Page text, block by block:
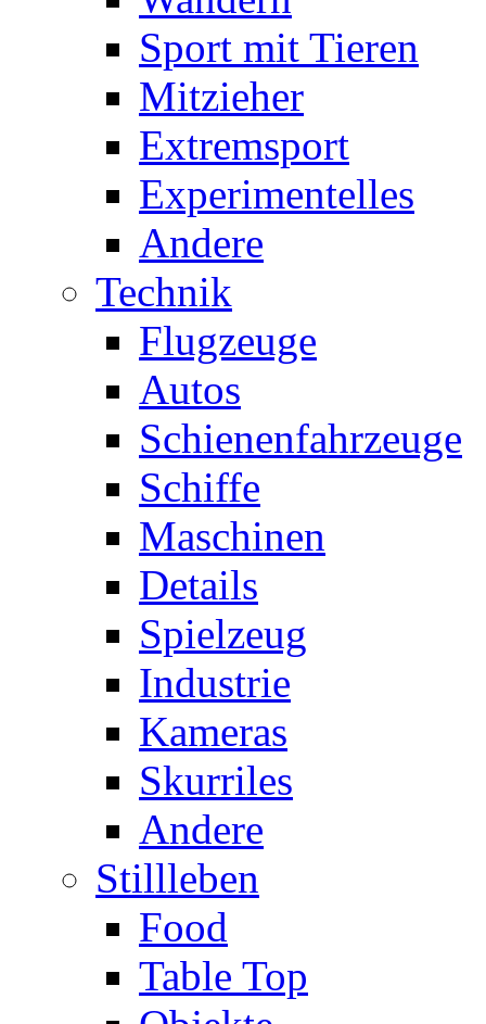
Sport mit Tieren
Mitzieher
Extremsport
Experimentelles
Andere
Technik
Flugzeuge
Autos
Schienenfahrzeuge
Schiffe
Maschinen
Details
Spielzeug
Industrie
Kameras
Skurriles
Andere
Stillleben
Food
Table Top